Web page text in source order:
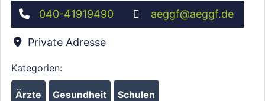
040-41919490 aeggf@aeggf.de
Private Adresse
Kategorien:
Ärzte Gesundheit Schulen